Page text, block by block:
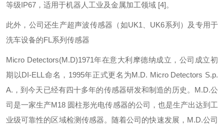
等级IP67，适用于机器人工业及金属加工领域 [4]。
此外，公司还生产超声波传感器（如UK1、UK6系列）及专用于
洗车设备的FL系列传感器
Micro Detectors(M.D)1971年在意大利摩德纳成立，公司成立初
期以DI-ELL命名，1995年正式更名为M.D. Micro Detectors S.p.
A.，到今天已经有四十多年的传感器研发和制造的历史。M.D.公
司是一家生产M18 圆柱形光电传感器的公司，也是生产出达到工
业级可靠性的区域检测传感器。随着公司的快速发展，M.D.公司